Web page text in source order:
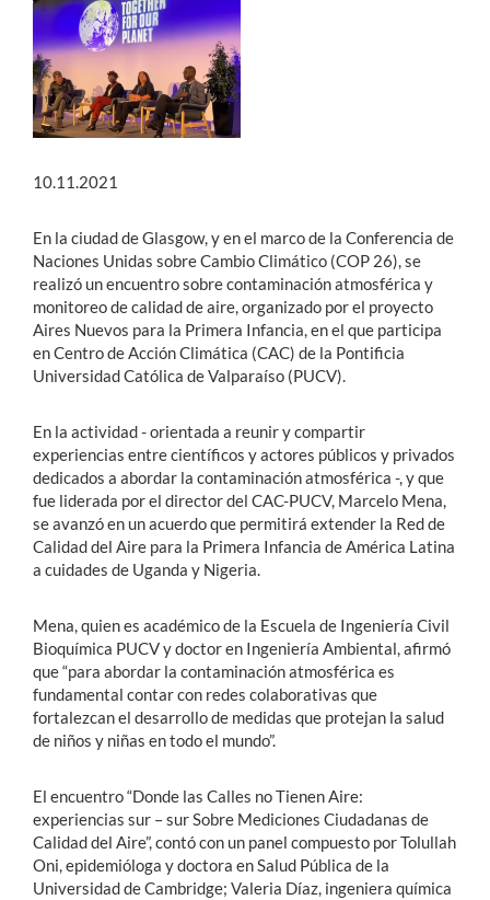
10.11.2021
En la ciudad de Glasgow, y en el marco de la Conferencia de
Naciones Unidas sobre Cambio Climático (COP 26), se
realizó un encuentro sobre contaminación atmosférica y
monitoreo de calidad de aire, organizado por el proyecto
Aires Nuevos para la Primera Infancia, en el que participa
en Centro de Acción Climática (CAC) de la Pontificia
Universidad Católica de Valparaíso (PUCV).
En la actividad - orientada a reunir y compartir
experiencias entre científicos y actores públicos y privados
dedicados a abordar la contaminación atmosférica -, y que
fue liderada por el director del CAC-PUCV, Marcelo Mena,
se avanzó en un acuerdo que permitirá extender la Red de
Calidad del Aire para la Primera Infancia de América Latina
a cuidades de Uganda y Nigeria.
Mena, quien es académico de la Escuela de Ingeniería Civil
Bioquímica PUCV y doctor en Ingeniería Ambiental, afirmó
que “para abordar la contaminación atmosférica es
fundamental contar con redes colaborativas que
fortalezcan el desarrollo de medidas que protejan la salud
de niños y niñas en todo el mundo”.
El encuentro “Donde las Calles no Tienen Aire:
experiencias sur – sur Sobre Mediciones Ciudadanas de
Calidad del Aire”, contó con un panel compuesto por Tolullah
Oni, epidemióloga y doctora en Salud Pública de la
Universidad de Cambridge; Valeria Díaz, ingeniera química